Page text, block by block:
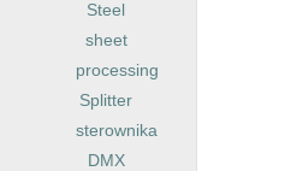
Steel
sheet
processing
Splitter
sterownika
DMX